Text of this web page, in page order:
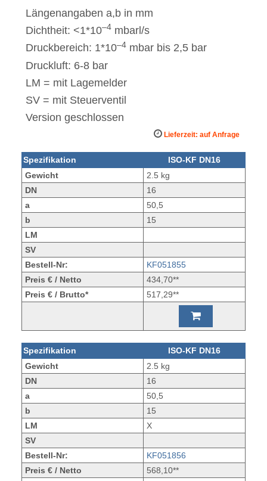
Längenangaben a,b in mm
Dichtheit: <1*10–4 mbarl/s
Druckbereich: 1*10–4 mbar bis 2,5 bar
Druckluft: 6-8 bar
LM = mit Lagemelder
SV = mit Steuerventil
Version geschlossen
Lieferzeit: auf Anfrage
Spezifikation
ISO-KF DN16
Gewicht
2.5 kg
DN
16
a
50,5
b
15
LM
SV
Bestell-Nr:
KF051855
Preis € / Netto
434,70**
Preis € / Brutto*
517,29**
Spezifikation
ISO-KF DN16
Gewicht
2.5 kg
DN
16
a
50,5
b
15
LM
X
SV
Bestell-Nr:
KF051856
Preis € / Netto
568,10**